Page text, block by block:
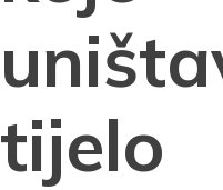
tijelo